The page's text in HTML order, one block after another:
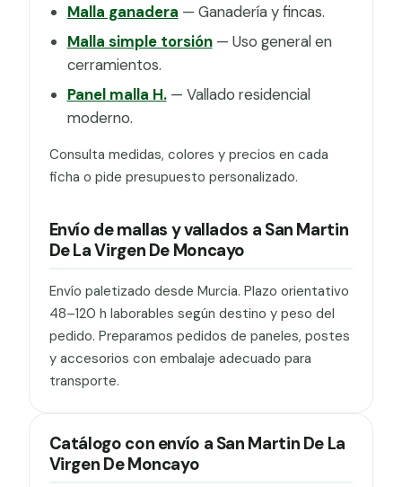
Malla ganadera — Ganadería y fincas.
Malla simple torsión— Uso general en
cerramientos.
Panel malla H.— Vallado residencial
moderno.
Consulta medidas, colores y precios en cada
ficha o pide presupuesto personalizado.
Envío de mallas y vallados a San Martin
De La Virgen De Moncayo
Envío paletizado desde Murcia. Plazo orientativo
48–120 h laborables según destino y peso del
pedido. Preparamos pedidos de paneles, postes
y accesorios con embalaje adecuado para
transporte.
Catálogo con envío a San Martin De La
Virgen De Moncayo